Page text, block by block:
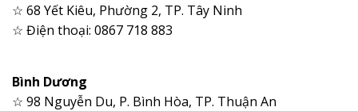
☆ 68 Yết Kiêu, Phường 2, TP. Tây Ninh
☆ Điện thoại: 0867 718 883
Bình Dương
☆ 98 Nguyễn Du, P. Bình Hòa, TP. Thuận An